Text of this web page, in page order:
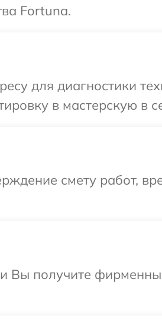
Fortuna.
для диагностики
в мастерскую в
смету работ,
Вы получите